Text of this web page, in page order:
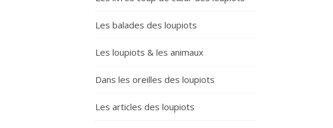
Les balades des loupiots
Les loupiots & les animaux
Dans les oreilles des loupiots
Les articles des loupiots